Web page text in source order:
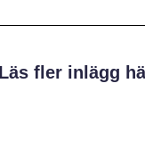
Läs fler inlägg